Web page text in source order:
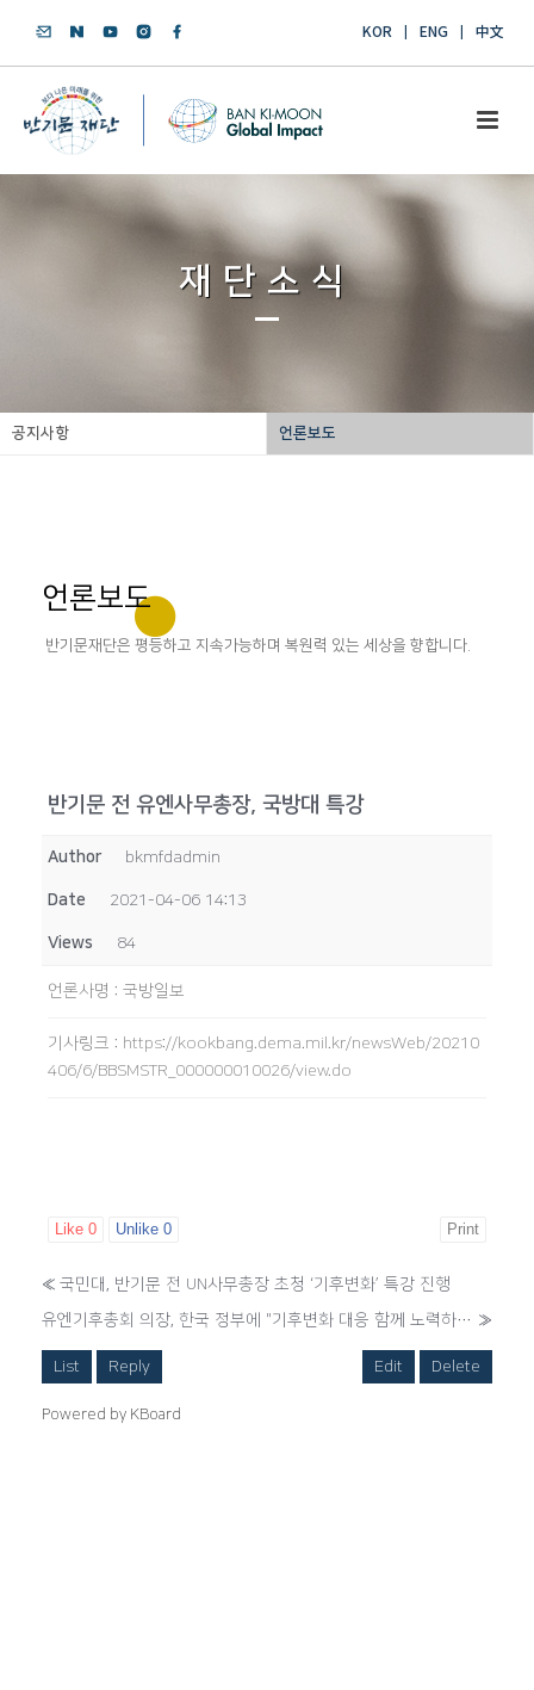
KOR ENG 中文
재단소식
공지사항 언론보도
언론보도
반기문재단은 평등하고 지속가능하며 복원력 있는 세상을 향합니다.
반기문 전 유엔사무총장, 국방대 특강
Author bkmfdadmin
Date 2021-04-06 14:13
Views 84
언론사명 : 국방일보
기사링크 : https://kookbang.dema.mil.kr/newsWeb/20210
406/6/BBSMSTR_000000010026/view.do
Like 0 Unlike 0 Print
« 국민대, 반기문 전 UN사무총장 초청 ‘기후변화’ 특강 진행
유엔기후총회 의장, 한국 정부에 "기후변화 대응 함께 노력하자" »
List Reply Edit Delete
Powered by KBoard